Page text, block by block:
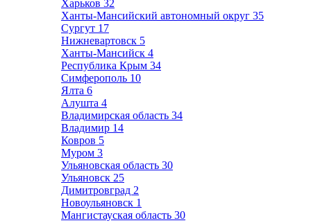
Харьков 32
Ханты-Мансийский автономный округ 35
Сургут 17
Нижневартовск 5
Ханты-Мансийск 4
Республика Крым 34
Симферополь 10
Ялта 6
Алушта 4
Владимирская область 34
Владимир 14
Ковров 5
Муром 3
Ульяновская область 30
Ульяновск 25
Димитровград 2
Новоульяновск 1
Мангистауская область 30